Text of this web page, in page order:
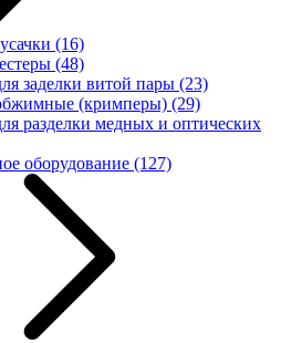
(16)
(48)
заделки витой пары (23)
(кримперы) (29)
разделки медных и оптических
оборудование (127)